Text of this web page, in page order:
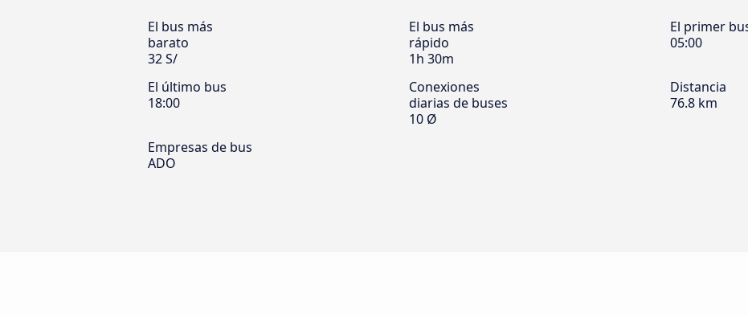
El bus más
barato
32 S/
El bus más
rápido
1h 30m
El primer
05:00
El último bus
18:00
Conexiones
diarias de buses
10 Ø
Distancia
76.8 km
Empresas de bus
ADO